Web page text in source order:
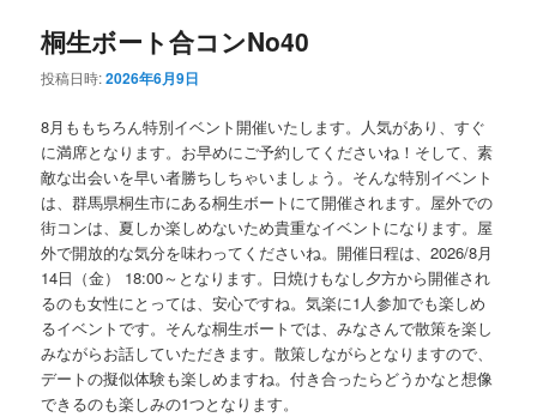
桐生ボート合コンNo40
投稿日時:2026年6月9日
8月ももちろん特別イベント開催いたします。人気があり、すぐ
に満席となります。お早めにご予約してくださいね！そして、素
敵な出会いを早い者勝ちしちゃいましょう。そんな特別イベント
は、群馬県桐生市にある桐生ボートにて開催されます。屋外での
街コンは、夏しか楽しめないため貴重なイベントになります。屋
外で開放的な気分を味わってくださいね。開催日程は、2026/8月
14日（金） 18:00～となります。日焼けもなし夕方から開催され
るのも女性にとっては、安心ですね。気楽に1人参加でも楽しめ
るイベントです。そんな桐生ボートでは、みなさんで散策を楽し
みながらお話していただきます。散策しながらとなりますので、
デートの擬似体験も楽しめますね。付き合ったらどうかなと想像
できるのも楽しみの1つとなります。